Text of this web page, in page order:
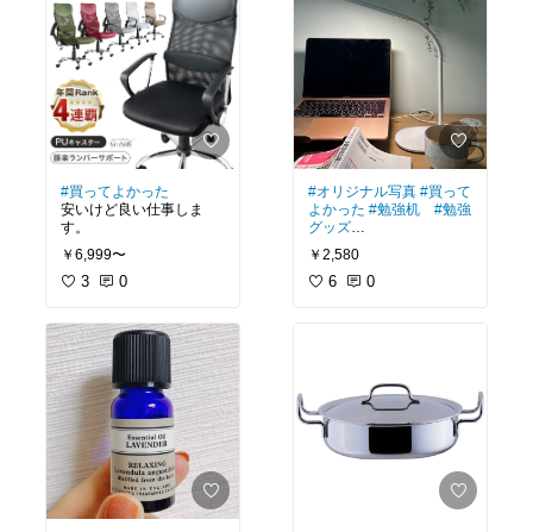
#買ってよかった
安いけど良い仕事しま
す。
￥6,999〜
3 0
#オリジナル写真 #買って
よかった #勉強机
#勉強
グッズ
尋常じゃなく３歳児に弄
ばれますが、とても便利
です。
￥2,580
6 0